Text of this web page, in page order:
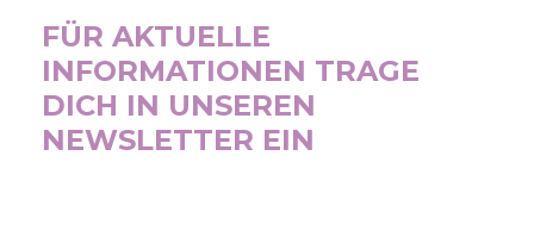
FÜR AKTUELLE
INFORMATIONEN TRAGE
DICH IN UNSEREN
NEWSLETTER EIN